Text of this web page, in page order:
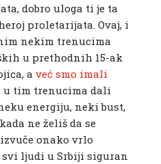
dobro uloga ti je ta
proletarijata. Ovaj, i
nekim trenucima
u prethodnih 15-ak
a već smo imali
u tim trenucima dali
energiju, neki bust,
ne želiš da se
onako vrlo
ljudi u Srbiji siguran